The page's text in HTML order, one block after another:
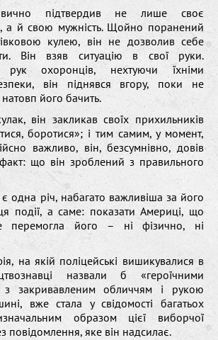
підтвердив не лише своє
а й свою мужність. Щойно поранений
кулею, він не дозволив себе
Він взяв ситуацію в свої руки.
охоронців, нехтуючи їхніми
він піднявся вгору, поки не
його бачить.
він закликав своїх прихильників
боротися»; і тим самим, у момент,
важливо, він, безсумнівно, довів
що він зроблений з правильного
одна річ, набагато важливіша за його
події, а саме: показати Америці, що
перемогла його – ні фізично, ні
на якій поліцейські вишикувалися в
назвали б «героїчними
з закривавленим обличчям і рукою
вже стала у свідомості багатьох
образом цієї виборчої
повідомлення, яке він надсилає.